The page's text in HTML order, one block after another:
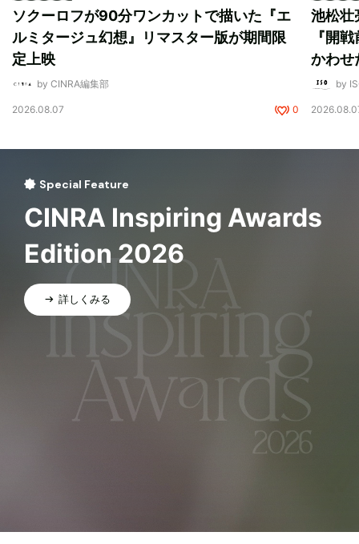
ソクーロフが90分ワンカットで描いた『エ
ルミタージュ幻想』リマスター版が期間限
定上映
by CINRA編集部
2026.08.07 0
池松壮
『開
かわせ
by
Special Feature
CINRA Inspiring Awards
Edition 2026
詳しくみる